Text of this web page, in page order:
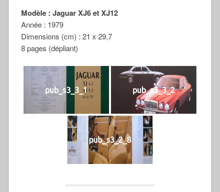
Modèle : Jaguar XJ6 et XJ12
Année : 1979
Dimensions (cm) : 21 x 29,7
8 pages (dépliant)
pub_s3_3_1 pub_s3_3_2
pub_s3_2_8